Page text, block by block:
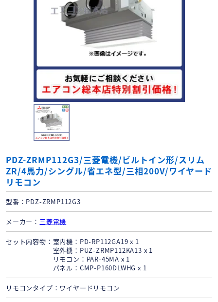
PDZ-ZRMP112G3/三菱電機/ビルトイン形/スリム
ZR/4馬力/シングル/省エネ型/三相200V/ワイヤード
リモコン
型番 PDZ-ZRMP112G3
メーカー 三菱電機
セット内容物
室内機：PD-RP112GA19 x 1
室外機：PUZ-ZRMP112KA13 x 1
リモコン：PAR-45MA x 1
パネル：CMP-P160DLWHG x 1
リモコンタイプ ワイヤードリモコン